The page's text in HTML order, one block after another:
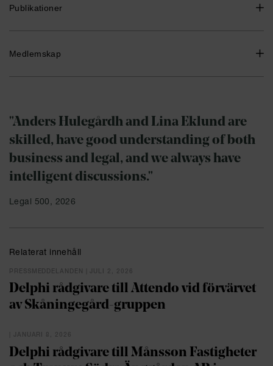
Legal Counsel, Pontarius AB 2021-2023
Biträdande jurist, Advokatfirman Allié 2016-2020
Publikationer
möjlighet för branschen, maj 2025
Medlemskap
"Anders Hulegårdh and Lina Eklund are
skilled, have good understanding of both
business and legal, and we always have
intelligent discussions."
Legal 500, 2026
Relaterat innehåll
PRESSMEDDELANDEN | JULI 2, 2026
Delphi rådgivare till Attendo vid förvärvet
av Skåningegård-gruppen
| JANUARI 8, 2026
Delphi rådgivare till Månsson Fastigheter